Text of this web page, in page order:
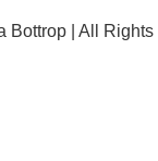
Bot­trop | All Rights